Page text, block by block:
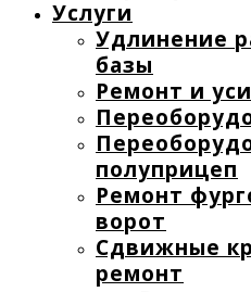
Услуги
Удлинение
базы
Ремонт и
полуприцеп
Ремонт
ворот
Сдвижные
ремонт